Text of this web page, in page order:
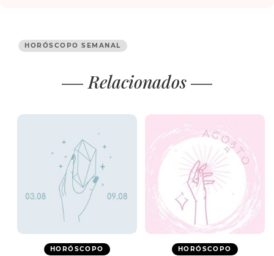
HORÓSCOPO SEMANAL
Relacionados
HORÓSCOPO HORÓSCOPO